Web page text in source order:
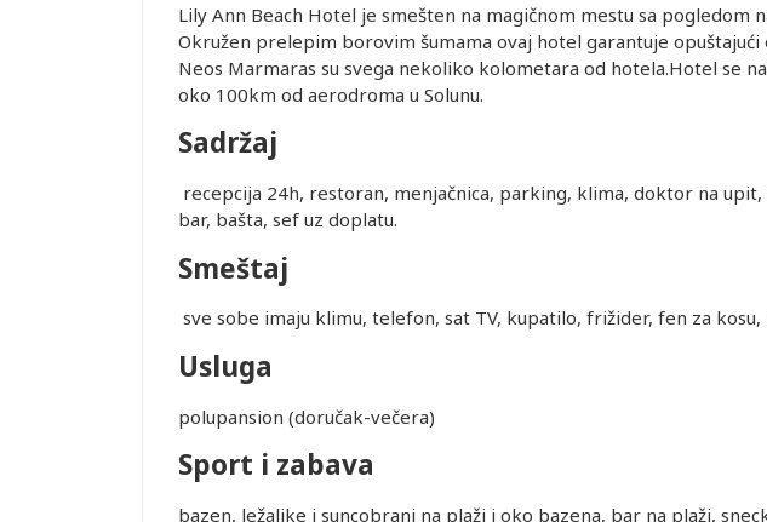
Lily Ann Beach Hotel je smešten na magičnom mestu sa pogledom
Okružen prelepim borovim šumama ovaj hotel garantuje
Neos Marmaras su svega nekoliko kolometara od hotela.Hotel se
oko 100km od aerodroma u Solunu.
Sadržaj
recepcija 24h, restoran, menjačnica, parking, klima, doktor na upit,
bar, bašta, sef uz doplatu.
Smeštaj
sve sobe imaju klimu, telefon, sat TV, kupatilo, frižider, fen za kosu,
Usluga
polupansion (doručak-večera)
Sport i zabava
bazen, ležaljke i suncobrani na plaži i oko bazena, bar na plaži,